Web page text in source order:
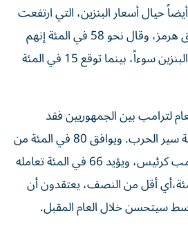
حيال أسعار البنزين، التي ارتفعت
نتيجة إغلاق إيران لمضيق هرمز، وقال نحو 58 في المئة إنهم
يتوقعون أن تزداد أسعار البنزين سوءاً، بينما توقع 15 في المئة
لترامب بين الجمهوريين فقد
انقسموا بشدة حول كيفية سير الحرب. ويوافق 80 في المئة من
الجمهوريين على أداء ترامب كرئيس، ويؤيد 66 في المئة تعامله
لكن 41 في المئة،​أي أقل من النصف، يعتقدون أن
سيتحسن خلال العام المقبل.